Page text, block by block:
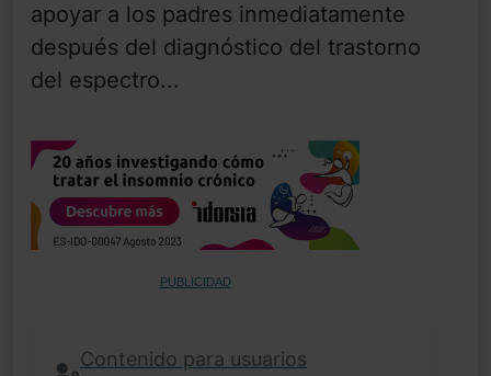
apoyar a los padres inmediatamente
después del diagnóstico del trastorno
del espectro...
PUBLICIDAD
Contenido para usuarios